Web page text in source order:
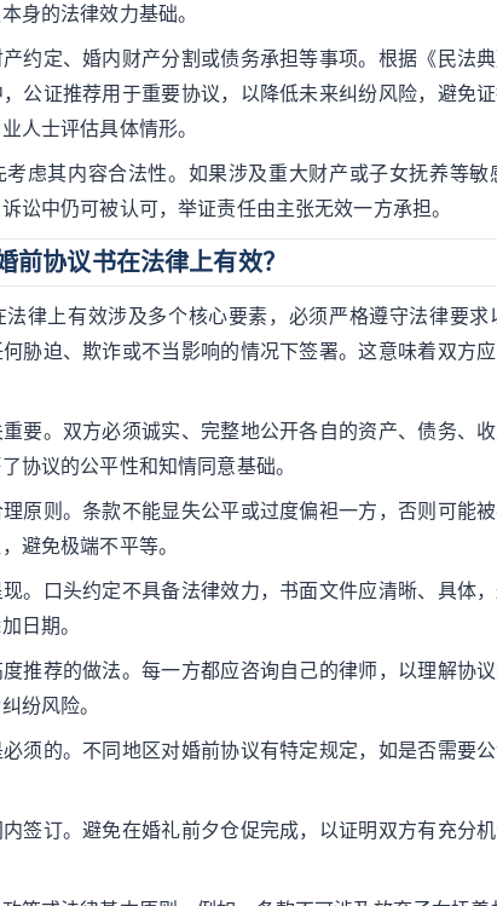
身的法律效力基础。
约定、婚内财产分割或债务承担等事项。根据《民法
公证推荐用于重要协议，以降低未来纠纷风险，避免
人士评估具体情形。
虑其内容合法性。如果涉及重大财产或子女抚养等
讼中仍可被认可，举证责任由主张无效一方承担。
前协议书在法律上有效？
律上有效涉及多个核心要素，必须严格遵守法律要
胁迫、欺诈或不当影响的情况下签署。这意味着双方
要。双方必须诚实、完整地公开各自的资产、债务、
协议的公平性和知情同意基础。
原则。条款不能显失公平或过度偏袒一方，否则可能
避免极端不平等。
。口头约定不具备法律效力，书面文件应清晰、具体
日期。
推荐的做法。每一方都应咨询自己的律师，以理解协
纷风险。
须的。不同地区对婚前协议有特定规定，如是否需要
签订。避免在婚礼前夕仓促完成，以证明双方有充分